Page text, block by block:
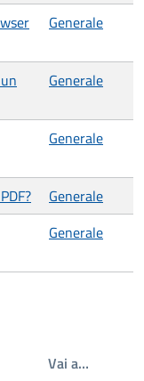
Generale
Generale
Generale
Generale
Generale
Vai a…